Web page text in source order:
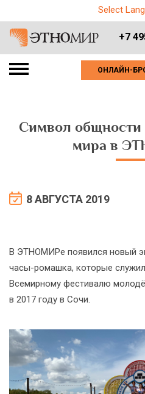
Select
+7
ОНЛАЙН-
Символ общности
мира в
8 АВГУСТА 2019
В ЭТНОМИРе появился новый
часы-ромашка, которые
Всемирному фестивалю
в 2017 году в Сочи.